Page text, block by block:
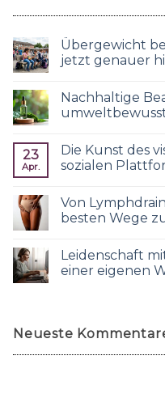
Übergewicht
jetzt genauer
Nachhaltige
23
Apr.
Die Kunst des
sozialen
Von
besten Wege
Leidenschaft
einer eigenen
Neueste